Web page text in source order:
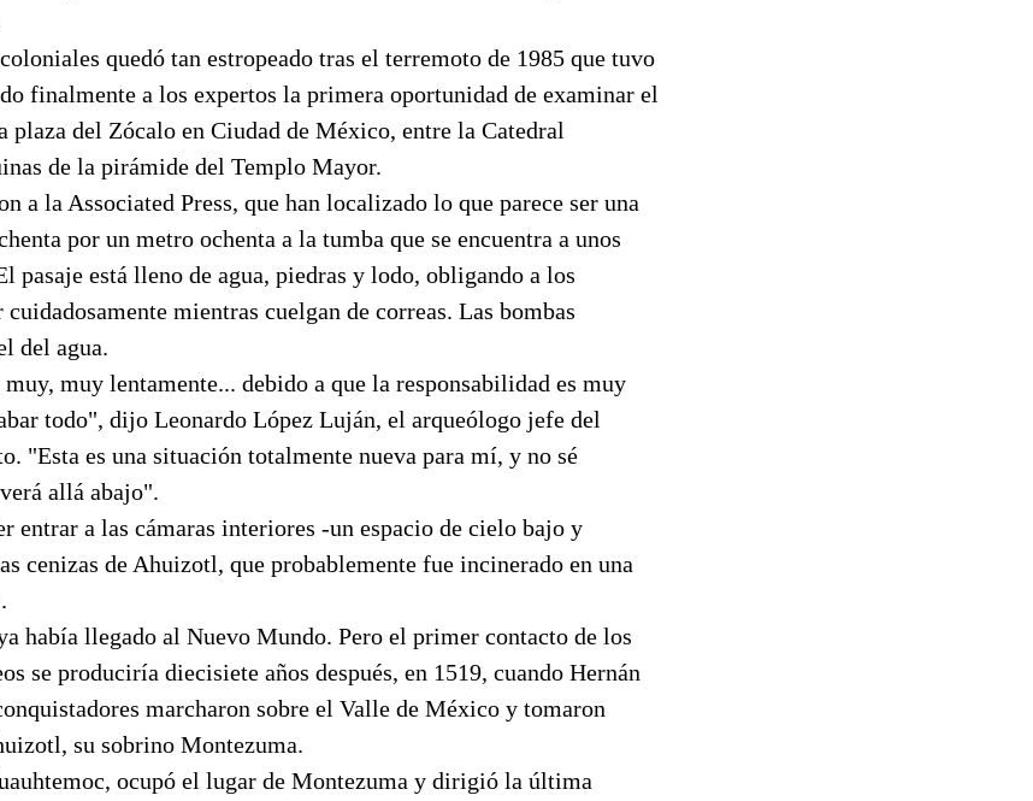
quedó tan estropeado tras el terremoto de 1985 que tuvo
finalmente a los expertos la primera oportunidad de examinar el
plaza del Zócalo en Ciudad de México, entre la Catedral
de la pirámide del Templo Mayor.
a la Associated Press, que han localizado lo que parece ser una
por un metro ochenta a la tumba que se encuentra a unos
pasaje está lleno de agua, piedras y lodo, obligando a los
mientras cuelgan de correas. Las bombas
del agua.
muy lentamente... debido a que la responsabilidad es muy
todo", dijo Leonardo López Luján, el arqueólogo jefe del
"Esta es una situación totalmente nueva para mí, y no sé
allá abajo".
entrar a las cámaras interiores -un espacio de cielo bajo y
cenizas de Ahuizotl, que probablemente fue incinerado en una
había llegado al Nuevo Mundo. Pero el primer contacto de los
se produciría diecisiete años después, en 1519, cuando Hernán
marcharon sobre el Valle de México y tomaron
su sobrino Montezuma.
ocupó el lugar de Montezuma y dirigió la última